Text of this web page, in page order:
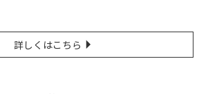
詳しくはこちら